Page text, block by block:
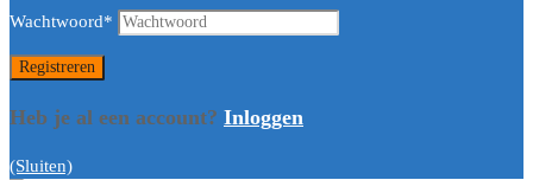
Wachtwoord*
Heb je al een account? Inloggen
(Sluiten)